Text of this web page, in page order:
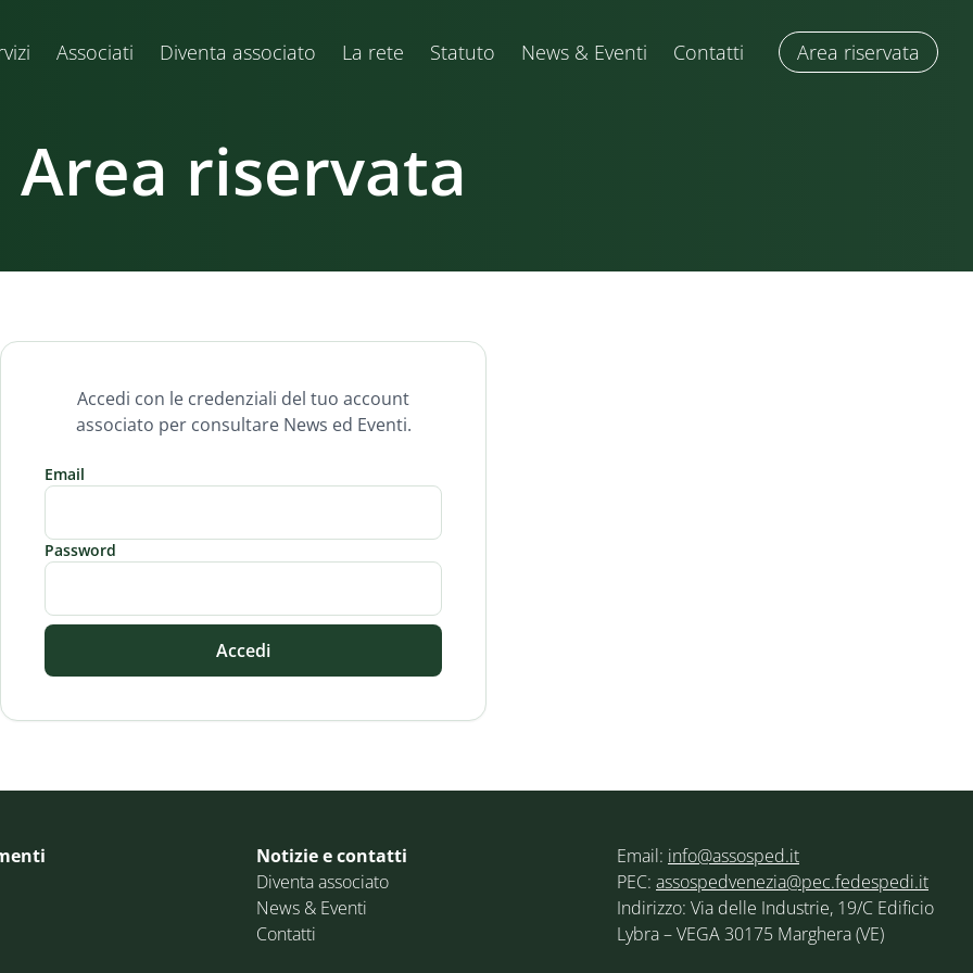
Associati Diventa associato La rete Statuto News & Eventi Contatti Area riservata
Area riservata
Accedi con le credenziali del tuo account
associato per consultare News ed Eventi.
Email
Password
Accedi
Notizie e contatti
Diventa associato
News & Eventi
Contatti
Email: info@assosped.it
PEC: assospedvenezia@pec.fedespedi.it
Indirizzo: Via delle Industrie, 19/C Edificio
Lybra – VEGA 30175 Marghera (VE)